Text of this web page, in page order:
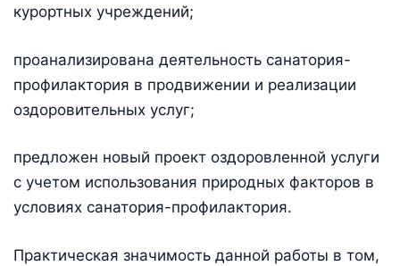
курортных учреждений;
проанализирована деятельность санатория-
профилактория в продвижении и реализации
оздоровительных услуг;
предложен новый проект оздоровленной услуги
с учетом использования природных факторов в
условиях санатория-профилактория.
Практическая значимость данной работы в том,